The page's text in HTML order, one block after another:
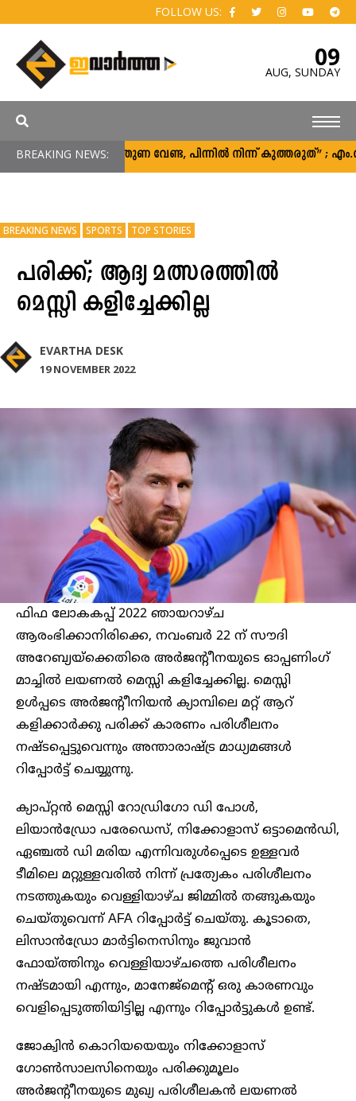
FOLLOW US:
09
AUG, SUNDAY
BREAKING NEWS:“പിന്തുണ വേണ്ട, പിന്നിൽ നിന്ന് കുത്തരുത്” ;
BREAKING NEWS SPORTS TOP STORIES
പരിക്ക്; ആദ്യ മത്സരത്തിൽ
മെസ്സി കളിച്ചേക്കില്ല
EVARTHA DESK
19 NOVEMBER 2022
ഫിഫ ലോകകപ്പ് 2022 ഞായറാഴ്ച
ആരംഭിക്കാനിരിക്കെ, നവംബർ 22 ന് സൗദി
അറേബ്യയ്‌ക്കെതിരെ അർജന്റീനയുടെ ഓപ്പണിംഗ്‌
മാച്ചിൽ ലയണൽ മെസ്സി കളിച്ചേക്കില്ല. മെസ്സി
ഉൾപ്പടെ അർജന്റീനിയൻ ക്യാമ്പിലെ മറ്റ് ആറ്
കളിക്കാർക്കു പരിക്ക് കാരണം പരിശീലനം
നഷ്ടപ്പെട്ടുവെന്നും അന്താരാഷ്ട്ര മാധ്യമങ്ങൾ
റിപ്പോർട്ട് ചെയ്യുന്നു.
ക്യാപ്റ്റൻ മെസ്സി റോഡ്രിഗോ ഡി പോൾ,
ലിയാൻഡ്രോ പരേഡെസ്, നിക്കോളാസ് ഒട്ടാമെൻഡി,
ഏഞ്ചൽ ഡി മരിയ എന്നിവരുൾപ്പെടെ ഉള്ളവർ
ടീമിലെ മറ്റുള്ളവരിൽ നിന്ന് പ്രത്യേകം പരിശീലനം
നടത്തുകയും വെള്ളിയാഴ്ച ജിമ്മിൽ തങ്ങുകയും
ചെയ്തുവെന്ന് AFA റിപ്പോർട്ട് ചെയ്തു. കൂടാതെ,
ലിസാൻഡ്രോ മാർട്ടിനെസിനും ജുവാൻ
ഫോയ്ത്തിനും വെള്ളിയാഴ്ചത്തെ പരിശീലനം
നഷ്ടമായി എന്നും, മാനേജ്മെന്റ് ഒരു കാരണവും
വെളിപ്പെടുത്തിയിട്ടില്ല എന്നും റിപ്പോർട്ടുകൾ ഉണ്ട്.
ജോക്വിൻ കൊറിയയെയും നിക്കോളാസ്
ഗോൺസാലസിനെയും പരിക്കുമൂലം
അർജന്റീനയുടെ മുഖ്യ പരിശീലകൻ ലയണൽ